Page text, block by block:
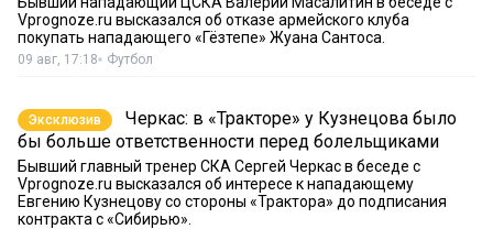
Vprognoze.ru высказался об отказе армейского клуба
покупать нападающего «Гёзтепе» Жуана Сантоса.
09 авг, 17:18 Футбол
Эксклюзив
бы больше ответственности перед болельщиками
Бывший главный тренер СКА Сергей Черкас в беседе с
Vprognoze.ru высказался об интересе к нападающему
Евгению Кузнецову со стороны «Трактора» до подписания
контракта с «Сибирью».